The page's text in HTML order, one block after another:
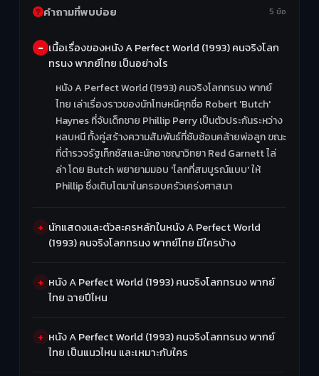
คำถามที่พบบ่อย 5 ข้อ
เนื้อเรื่องของหนัง A Perfect World (1993) คนจริงโลก
ทรนง พากย์ไทย เป็นอย่างไร
หนัง A Perfect World (1993) คนจริงโลกทรนง พากย์
ไทย เล่าเรื่องราวของนักโทษหนีคุกชื่อ Robert 'Butch'
Haynes ที่จับเด็กชาย Phillip Perry เป็นตัวประกันระหว่าง
หลบหนี ทั้งคู่สร้างความสัมพันธ์ที่ซับซ้อนคล้ายพ่อลูก ขณะ
ที่ตำรวจรัฐเท็กซัสและนักอาชญาวิทยา Red Garnett ไล่
ล่า โดย Butch พยายามมอบ 'โลกที่สมบูรณ์แบบ' ให้
Phillip ซึ่งเติบโตมาในครอบครัวเคร่งศาสนา
นักแสดงและตัวละครหลักในหนัง A Perfect World
(1993) คนจริงโลกทรนง พากย์ไทย มีใครบ้าง
หนัง A Perfect World (1993) คนจริงโลกทรนง พากย์
ไทย ฉายปีไหน
หนัง A Perfect World (1993) คนจริงโลกทรนง พากย์
ไทย เป็นแนวไหน และเหมาะกับใคร